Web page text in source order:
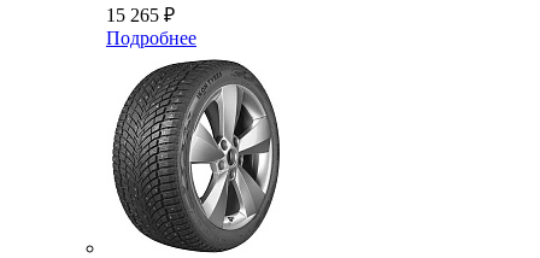
15 265 ₽
Подробнее